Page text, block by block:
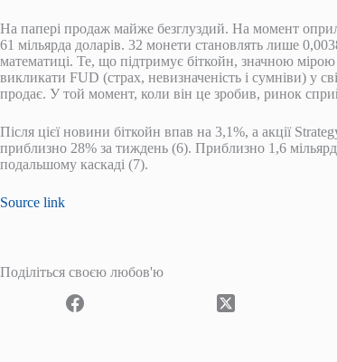
На папері продаж майже безглуздий. На момент
61 мільярда доларів. 32 монети становлять лише
математиці. Те, що підтримує біткойн, значною
викликати FUD (страх, невизначеність і сумніви) у
продає. У той момент, коли він це зробив, ринок
Після цієї новини біткойн впав на 3,1%, а акції
приблизно 28% за тиждень (6). Приблизно 1,6
подальшому каскаді (7).
Source link
Поділіться своєю любов'ю